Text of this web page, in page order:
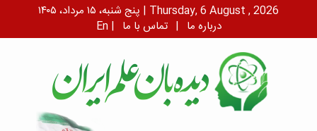
پنج شنبه، ۱۵ مرداد، ۱۴۰۵ | Thursday, 6 August , 2026
En | درباره ما | تماس با ما